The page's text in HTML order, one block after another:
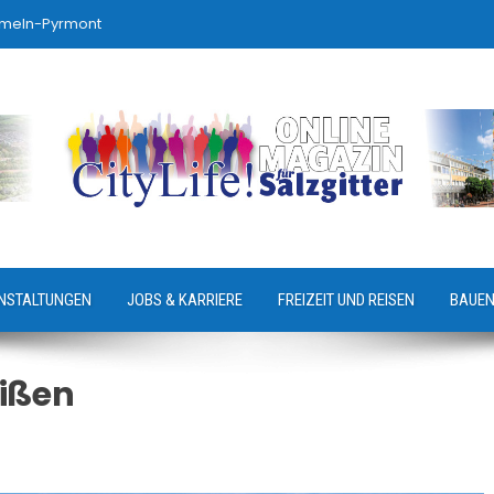
Pyrmont
JOBS & KARRIERE FREIZEIT UND REISEN